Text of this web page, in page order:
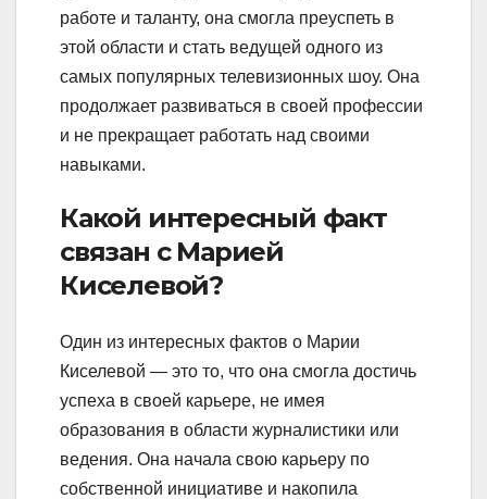
работе и таланту, она смогла преуспеть в
этой области и стать ведущей одного из
самых популярных телевизионных шоу. Она
продолжает развиваться в своей профессии
и не прекращает работать над своими
навыками.
Какой интересный факт
связан с Марией
Киселевой?
Один из интересных фактов о Марии
Киселевой — это то, что она смогла достичь
успеха в своей карьере, не имея
образования в области журналистики или
ведения. Она начала свою карьеру по
собственной инициативе и накопила